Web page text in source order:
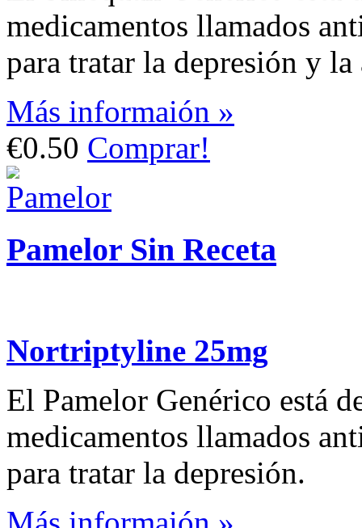
medicamentos llamados
para tratar la depresión y la
Más informaión »
€0.50 Comprar!
Pamelor Sin Receta
Nortriptyline 25mg
El Pamelor Genérico está
medicamentos llamados
para tratar la depresión.